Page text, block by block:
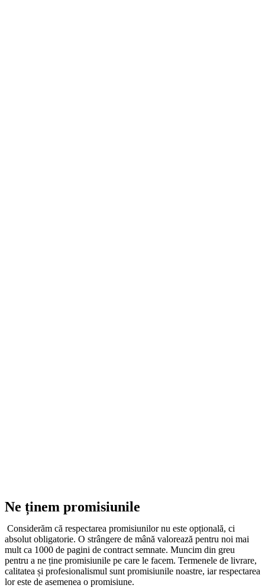
Ne ținem promisiunile
Considerăm că respectarea promisiunilor nu este opțională, ci
absolut obligatorie. O strângere de mână valorează pentru noi mai
mult ca 1000 de pagini de contract semnate. Muncim din greu
pentru a ne ține promisiunile pe care le facem. Termenele de livrare,
calitatea și profesionalismul sunt promisiunile noastre, iar respectarea
lor este de asemenea o promisiune.